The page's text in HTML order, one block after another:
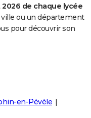
2026 de chaque lycée
ou un département
pour découvrir son
en-Pévèle